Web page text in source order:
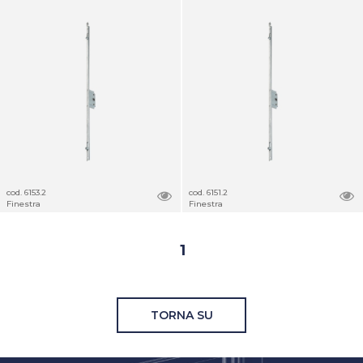
cod. 6153.2
Finestra
cod. 6151.2
Finestra
1
TORNA SU